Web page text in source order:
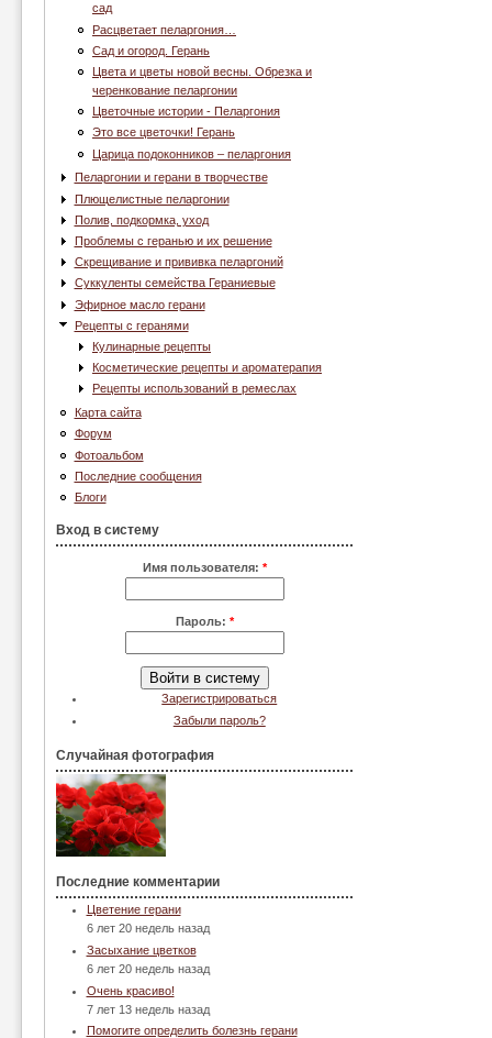
сад
Расцветает пеларгония…
Сад и огород. Герань
Цвета и цветы новой весны. Обрезка и
черенкование пеларгонии
Цветочные истории - Пеларгония
Это все цветочки! Герань
Царица подоконников – пеларгония
Пеларгонии и герани в творчестве
Плющелистные пеларгонии
Полив, подкормка, уход
Проблемы с геранью и их решение
Скрещивание и прививка пеларгоний
Суккуленты семейства Гераниевые
Эфирное масло герани
Рецепты с геранями
Кулинарные рецепты
Косметические рецепты и ароматерапия
Рецепты использований в ремеслах
Карта сайта
Форум
Фотоальбом
Последние сообщения
Блоги
Вход в систему
Имя пользователя: *
Пароль: *
Зарегистрироваться
Забыли пароль?
Случайная фотография
Последние комментарии
Цветение герани
6 лет 20 недель назад
Засыхание цветков
6 лет 20 недель назад
Очень красиво!
7 лет 13 недель назад
Помогите определить болезнь герани